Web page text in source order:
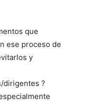
que
ese proceso de
y
dirigentes ?